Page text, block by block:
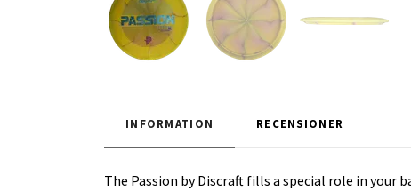
INFORMATION RECENSIONER
The Passion by Discraft fills a special role in your